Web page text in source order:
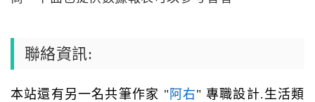
聯絡資訊:
本站還有另一名共筆作家 " 阿右" 專職設計.生活類